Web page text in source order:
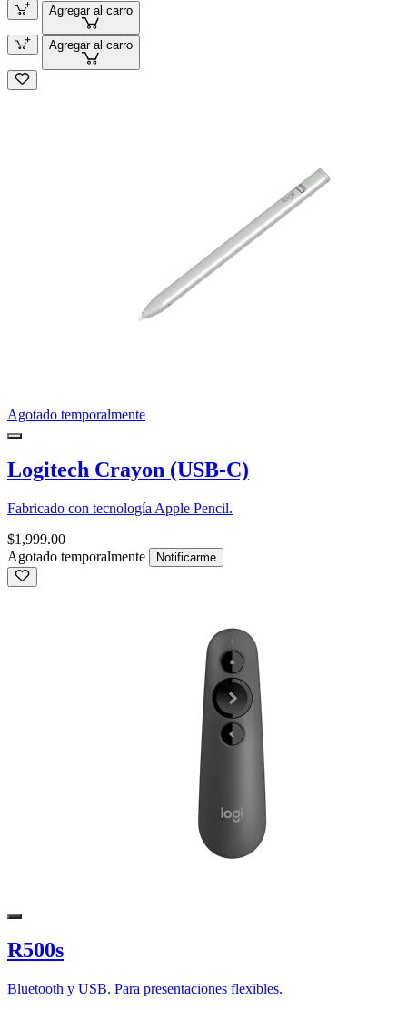
Agregar al carro
Agregar al carro
Agotado temporalmente
Logitech Crayon (USB-C)
Fabricado con tecnología Apple Pencil.
$1,999.00
Agotado temporalmente
Notificarme
R500s
Bluetooth y USB. Para presentaciones flexibles.